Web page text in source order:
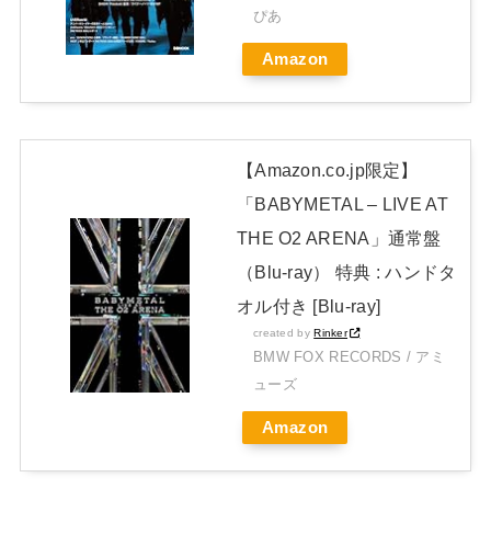
JAPAN EDITION)」着弾
【BABYMETAL】METAL FORTH DELUXE JAPAN EDITION
ぴあ
Amazon
【Amazon.co.jp限定】
「BABYMETAL – LIVE AT
THE O2 ARENA」通常盤
（Blu-ray） 特典 : ハンドタ
オル付き [Blu-ray]
created byRinker
BMW FOX RECORDS / アミ
ューズ
Amazon